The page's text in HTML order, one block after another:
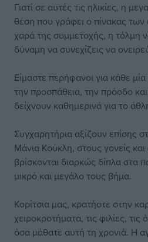
Γιατί σε αυτές τις ηλικίες, η
θέση που γράφει ο πίνακας
χαρά της συμμετοχής, η τόλμη
δύναμη να συνεχίζεις να
Είμαστε περήφανοι για κάθε
την προσπάθεια, την πρόοδο
δείχνουν καθημερινά για το
Συγχαρητήρια αξίζουν επίσης
Μάνια Κούκλη, στους γονείς
βρίσκονται διαρκώς δίπλα στα
μικρό και μεγάλο τους βήμα.
Κορίτσια μας, κρατήστε στην
χειροκροτήματα, τις φιλίες,
όσα μάθατε αυτή τη χρονιά. Η